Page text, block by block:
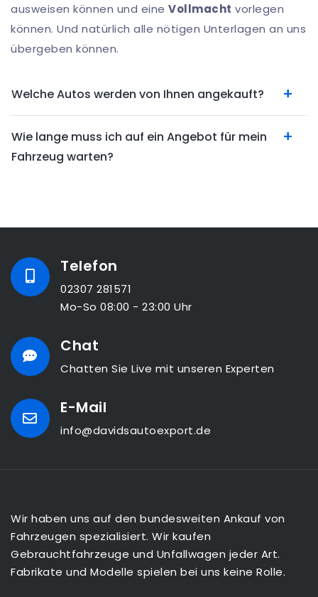
ausweisen können und eine Vollmacht vorlegen
können. Und natürlich alle nötigen Unterlagen an uns
übergeben können.
Welche Autos werden von Ihnen angekauft?
Wie lange muss ich auf ein Angebot für mein
Fahrzeug warten?
Telefon
02307 281571
Mo-So 08:00 - 23:00 Uhr
Chat
Chatten Sie Live mit unseren Experten
E-Mail
info@davidsautoexport.de
Wir haben uns auf den bundesweiten Ankauf von
Fahrzeugen spezialisiert. Wir kaufen
Gebrauchtfahrzeuge und Unfallwagen jeder Art.
Fabrikate und Modelle spielen bei uns keine Rolle.